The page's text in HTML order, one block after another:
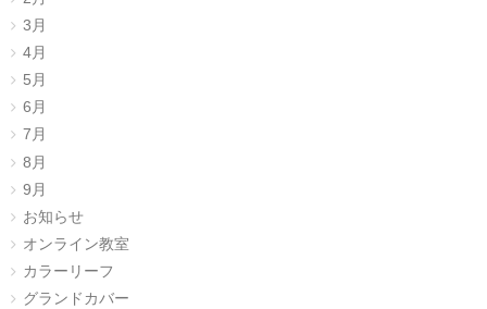
3月
4月
5月
6月
7月
8月
9月
お知らせ
オンライン教室
カラーリーフ
グランドカバー